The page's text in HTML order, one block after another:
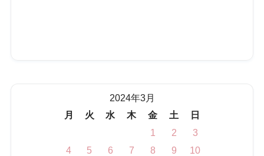
2024年3月
月
火 水 木 金 土
日
1
2
3
4
5 6 7 8 9
10